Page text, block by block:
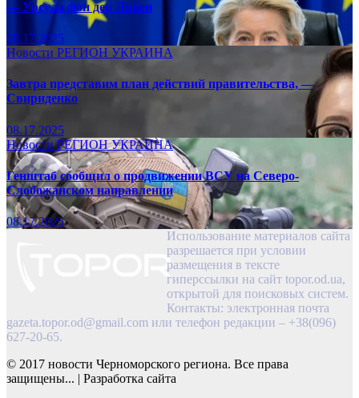
— Урсула фон дер Ляйен
08.17.2025
Новости РЕГИОН УКРАИНА
Завтра представим план действий правительства, —
Свириденко
08.17.2025
НовостиРЕГИОНУКРАИНА
Генштаб сообщил о продвижении ВСУ на Северо-
Слобожанском направлении
08.17.2025
Использование материалов сайта
разрешается при условии
размещения в тексте
гиперссылки на сайт topor.od.ua,
открытой для поисковых систем.
Контакты: электронная почта
gazeta.topor.od@gmail.com или телефон редакции – +38(096)
627-20-65.
© 2017 новости Черноморского региона. Все права
защищены... | Разработка сайта